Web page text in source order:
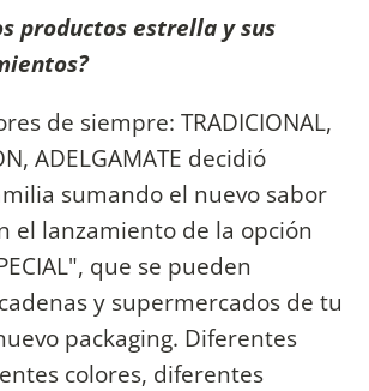
productos estrella y sus
de siempre: TRADICIONAL,
ADELGAMATE decidió
sumando el nuevo sabor
el lanzamiento de la opción
que se pueden
y supermercados de tu
packaging. Diferentes
colores, diferentes